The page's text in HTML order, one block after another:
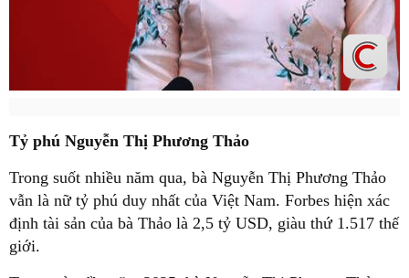
Tỷ phú Nguyễn Thị Phương Thảo
Trong suốt nhiều năm qua, bà Nguyễn Thị Phương Thảo
vẫn là nữ tỷ phú duy nhất của Việt Nam. Forbes hiện xác
định tài sản của bà Thảo là 2,5 tỷ USD, giàu thứ 1.517 thế
giới.